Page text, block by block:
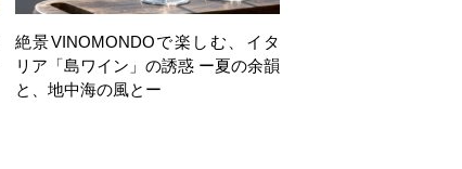
絶景VINOMONDOで楽しむ、イタ
リア「島ワイン」の誘惑 ー夏の余韻
と、地中海の風とー